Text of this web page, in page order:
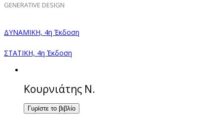
GENERATIVE DESIGN
ΔΥΝΑΜΙΚΗ, 4η Έκδοση
ΣTATIKH, 4η Έκδοση
Κουρνιάτης Ν.
Γυρίστε το βιβλίο